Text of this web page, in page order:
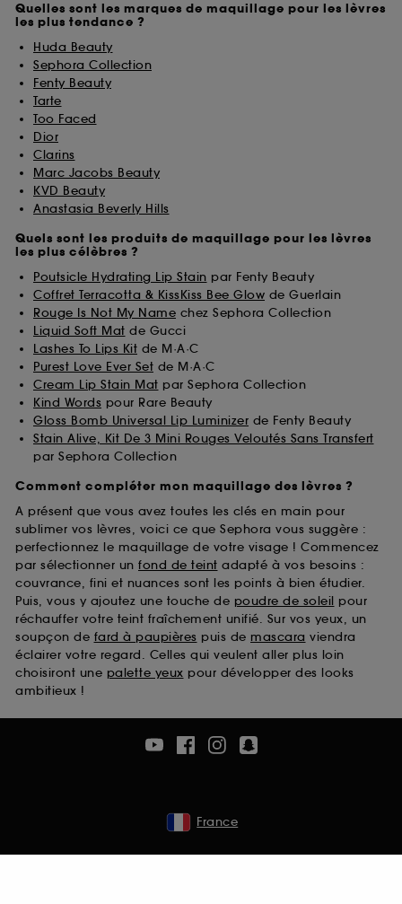
Quelles sont les marques de maquillage pour les lèvres
les plus tendance ?
Huda Beauty
Sephora Collection
Fenty Beauty
Tarte
Too Faced
Dior
Clarins
Marc Jacobs Beauty
KVD Beauty
Anastasia Beverly Hills
Quels sont les produits de maquillage pour les lèvres
les plus célèbres ?
Poutsicle Hydrating Lip Stain par Fenty Beauty
Coffret Terracotta & KissKiss Bee Glow de Guerlain
Rouge Is Not My Name chez Sephora Collection
Liquid Soft Mat de Gucci
Lashes To Lips Kit de M·A·C
Purest Love Ever Set de M·A·C
Cream Lip Stain Mat par Sephora Collection
Kind Words pour Rare Beauty
Gloss Bomb Universal Lip Luminizer de Fenty Beauty
Stain Alive, Kit De 3 Mini Rouges Veloutés Sans Transfert
par Sephora Collection
Comment compléter mon maquillage des lèvres ?
A présent que vous avez toutes les clés en main pour
sublimer vos lèvres, voici ce que Sephora vous suggère :
perfectionnez le maquillage de votre visage ! Commencez
par sélectionner un fond de teint adapté à vos besoins :
couvrance, fini et nuances sont les points à bien étudier.
Puis, vous y ajoutez une touche de poudre de soleil pour
réchauffer votre teint fraîchement unifié. Sur vos yeux, un
soupçon de fard à paupières puis de mascara viendra
éclairer votre regard. Celles qui veulent aller plus loin
choisiront une palette yeux pour développer des looks
ambitieux !
France